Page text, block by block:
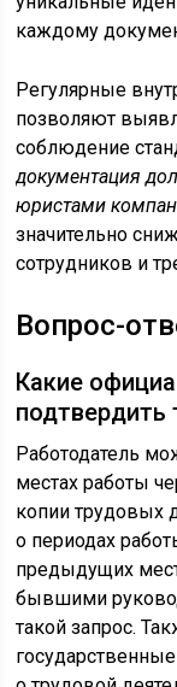
каждому
Регулярные
позволяют
соблюдение
документация
юристами
значительно
сотрудников и
Вопрос-
Какие
подтвердить
Работодатель
местах работы
копии трудовых
о периодах
предыдущих
бывшими
такой запрос.